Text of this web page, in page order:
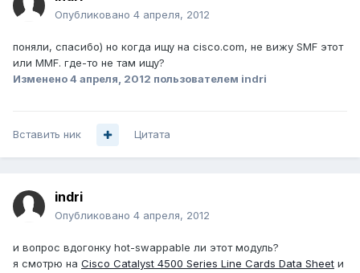
Опубликовано 4 апреля, 2012
поняли, спасибо) но когда ищу на cisco.com, не вижу SMF этот
или MMF. где-то не там ищу?
Изменено4 апреля, 2012 пользователем indri
Вставить ник Цитата
indri
Опубликовано 4 апреля, 2012
и вопрос вдогонку hot-swappable ли этот модуль?
я смотрю на Cisco Catalyst 4500 Series Line Cards Data Sheet и